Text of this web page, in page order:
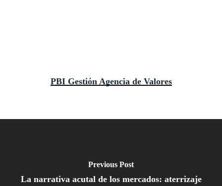
PBI Gestión Agencia de Valores
Previous Post
La narrativa acutal de los mercados: aterrizaje